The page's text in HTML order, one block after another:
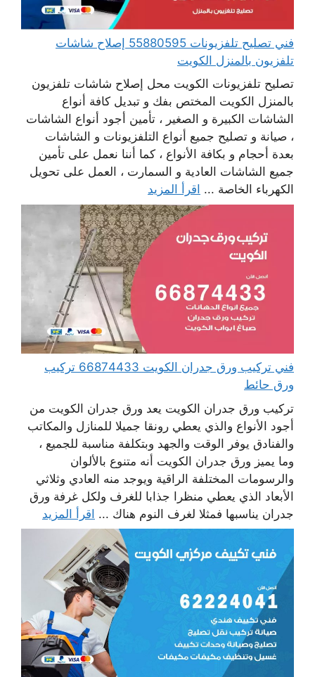
فني تصليح تلفزيونات 55880595 إصلاح شاشات
تلفزيون بالمنزل الكويت
تصليح تلفزيونات الكويت محل إصلاح شاشات تلفزيون
بالمنزل الكويت المختص بفك و تبديل كافة أنواع
الشاشات الكبيرة و الصغير ، تأمين أجود أنواع الشاشات
، صيانة و تصليح جميع أنواع التلفزيونات و الشاشات
بعدة أحجام و بكافة الأنواع ، كما أننا نعمل على تأمين
جميع الشاشات العادية و السمارت ، العمل على تحويل
الكهرباء الخاصة ... اقرأ المزيد
فني تركيب ورق جدران الكويت 66874433 تركيب
ورق حائط
تركيب ورق جدران الكويت يعد ورق جدران الكويت من
أجود الأنواع والذي يعطي رونقا جميلا للمنازل والمكاتب
والفنادق يوفر الوقت والجهد وبتكلفة مناسبة للجميع ،
وما يميز ورق جدران الكويت أنه متنوع بالألوان
والرسومات المختلفة الراقية ويوجد منه العادي وثلاثي
الأبعاد الذي يعطي منظرا جذابا للغرف ولكل غرفة ورق
جدران يناسبها فمثلا لغرف النوم هناك ... اقرأ المزيد